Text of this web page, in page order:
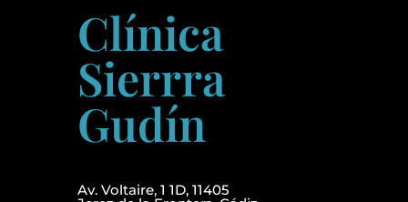
Clínica
Sierrra
Gudín
Av. Voltaire, 1 1D, 11405